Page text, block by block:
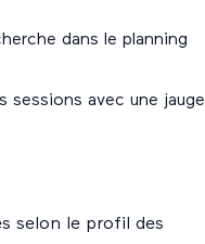
dans le planning
avec une jauge
selon le profil des